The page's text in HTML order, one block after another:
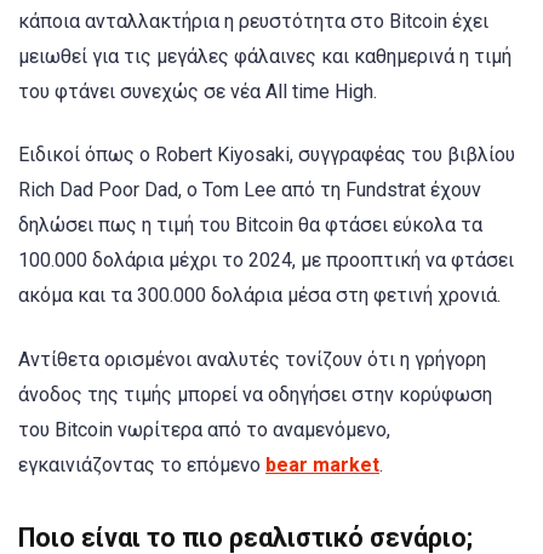
κάποια ανταλλακτήρια η ρευστότητα στο Bitcoin έχει
μειωθεί για τις μεγάλες φάλαινες και καθημερινά η τιμή
του φτάνει συνεχώς σε νέα All time High.
Ειδικοί όπως ο Robert Kiyosaki, συγγραφέας του βιβλίου
Rich Dad Poor Dad, ο Tom Lee από τη Fundstrat έχουν
δηλώσει πως η τιμή του Bitcoin θα φτάσει εύκολα τα
100.000 δολάρια μέχρι το 2024, με προοπτική να φτάσει
ακόμα και τα 300.000 δολάρια μέσα στη φετινή χρονιά.
Αντίθετα ορισμένοι αναλυτές τονίζουν ότι η γρήγορη
άνοδος της τιμής μπορεί να οδηγήσει στην κορύφωση
του Bitcoin νωρίτερα από το αναμενόμενο,
εγκαινιάζοντας το επόμενο bear market.
Ποιο είναι το πιο ρεαλιστικό σενάριο;